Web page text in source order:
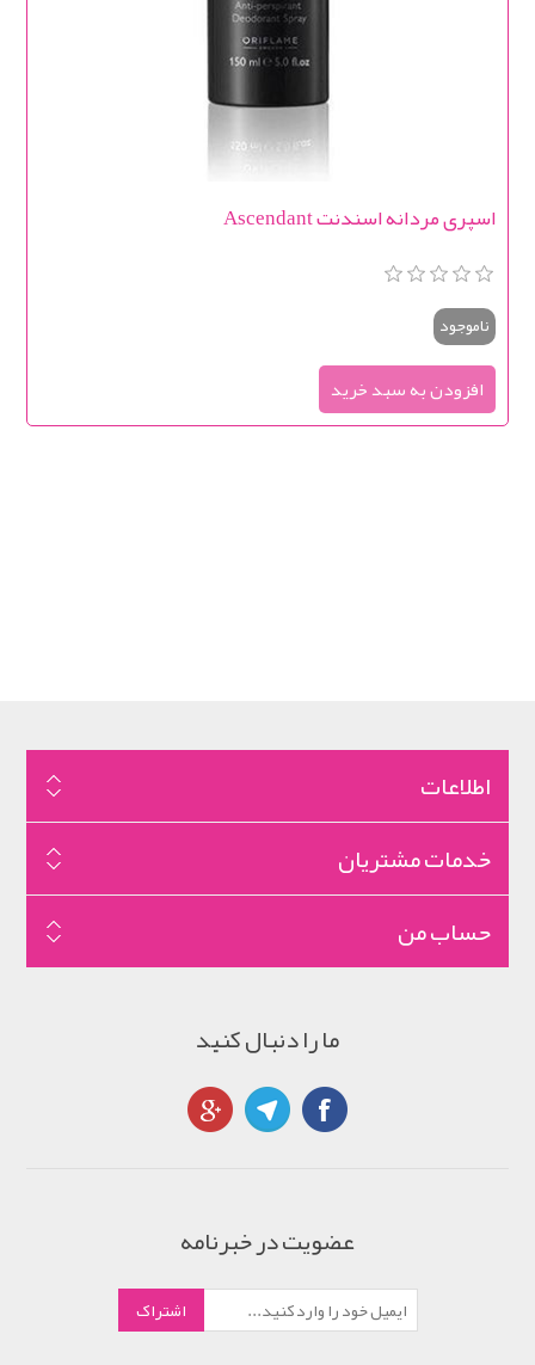
اسپری مردانه اسندنت Ascendant
ناموجود
اطلاعات
خدمات مشتریان
حساب من
ما را دنبال کنید
عضویت در خبرنامه